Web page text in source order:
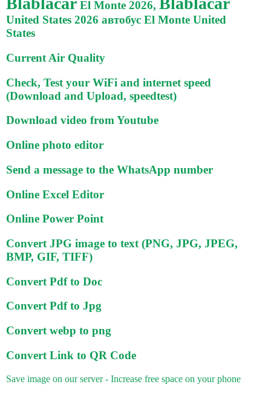
El Monte 2026,
United States 2026 автобус El Monte United
States
Current Air Quality
Check, Test your WiFi and internet speed
(Download and Upload, speedtest)
Download video from Youtube
Online photo editor
Send a message to the WhatsApp number
Online Excel Editor
Online Power Point
Convert JPG image to text (PNG, JPG, JPEG,
BMP, GIF, TIFF)
Convert Pdf to Doc
Convert Pdf to Jpg
Convert webp to png
Convert Link to QR Code
Save image on our server - Increase free space on your phone